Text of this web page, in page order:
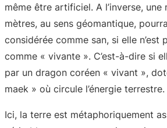
même être artificiel. A l’inverse,
mètres, au sens géomantique,
considérée comme san, si elle n’est
comme « vivante ». C’est-à-dire si
par un dragon coréen « vivant »,
maek » où circule l’énergie terrestre.
Ici, la terre est métaphoriquement